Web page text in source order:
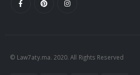
© Law7aty.ma. 2020. All Rights Reserved